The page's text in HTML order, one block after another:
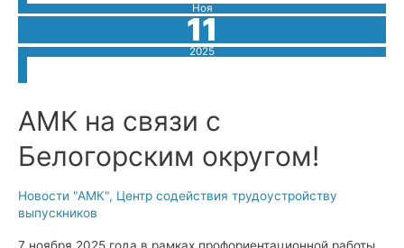
Ноя
11
2025
АМК на связи с
Белогорским округом!
Новости "АМК", Центр содействия трудоустройству
выпускников
7 ноября 2025 года в рамках профориентационной работы